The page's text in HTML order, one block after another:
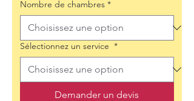
Nombre de chambres *
Sélectionnez un service *
Demander un devis